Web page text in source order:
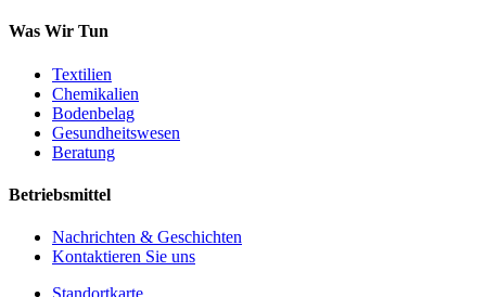
Was Wir Tun
Textilien
Chemikalien
Bodenbelag
Gesundheitswesen
Beratung
Betriebsmittel
Nachrichten & Geschichten
Kontaktieren Sie uns